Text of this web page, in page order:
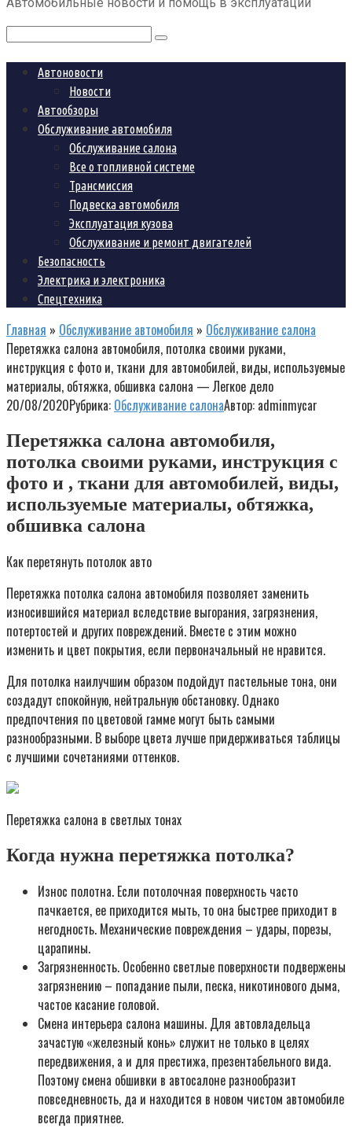
Поиск:
Автоновости
Новости
Автообзоры
Обслуживание автомобиля
Обслуживание салона
Все о топливной системе
Трансмиссия
Подвеска автомобиля
Эксплуатация кузова
Обслуживание и ремонт двигателей
Безопасность
Электрика и электроника
Спецтехника
Главная » Обслуживание автомобиля » Обслуживание салона
Перетяжка салона автомобиля, потолка своими руками,
инструкция с фото и, ткани для автомобилей, виды, используемые
материалы, обтяжка, обшивка салона — Легкое дело
20/08/2020Рубрика: Обслуживание салонаАвтор: adminmycar
Перетяжка салона автомобиля,
потолка своими руками, инструкция с
фото и , ткани для автомобилей, виды,
используемые материалы, обтяжка,
обшивка салона
Как перетянуть потолок авто
Перетяжка потолка салона автомобиля позволяет заменить
износившийся материал вследствие выгорания, загрязнения,
потертостей и других повреждений. Вместе с этим можно
изменить и цвет покрытия, если первоначальный не нравится.
Для потолка наилучшим образом подойдут пастельные тона, они
создадут спокойную, нейтральную обстановку. Однако
предпочтения по цветовой гамме могут быть самыми
разнообразными. В выборе цвета лучше придерживаться таблицы
с лучшими сочетаниями оттенков.
Перетяжка салона в светлых тонах
Когда нужна перетяжка потолка?
Износ полотна. Если потолочная поверхность часто
пачкается, ее приходится мыть, то она быстрее приходит в
негодность. Механические повреждения – удары, порезы,
царапины.
Загрязненность. Особенно светлые поверхности подвержены
загрязнению – попадание пыли, песка, никотинового дыма,
частое касание головой.
Смена интерьера салона машины. Для автовладельца
зачастую «железный конь» служит не только в целях
передвижения, а и для престижа, презентабельного вида.
Поэтому смена обшивки в автосалоне разнообразит
повседневность, да и находится в новом чистом автомобиле
всегда приятнее.